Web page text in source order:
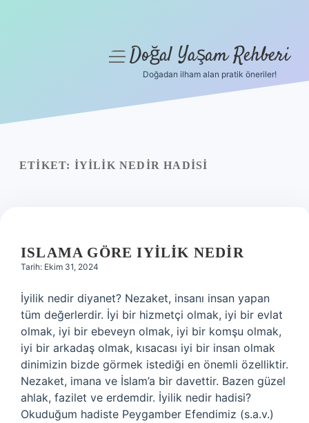
Yasal Uyarı
menüyüDoğal Yaşam Rehberi
Doğadan ilham alan pratik öneriler!
ETIKET: İYILIK NEDIR HADISI
ISLAMA GÖRE IYILIK NEDIR
Tarih: Ekim 31, 2024
İyilik nedir diyanet? Nezaket, insanı insan yapan
tüm değerlerdir. İyi bir hizmetçi olmak, iyi bir evlat
olmak, iyi bir ebeveyn olmak, iyi bir komşu olmak,
iyi bir arkadaş olmak, kısacası iyi bir insan olmak
dinimizin bizde görmek istediği en önemli özelliktir.
Nezaket, imana ve İslam’a bir davettir. Bazen güzel
ahlak, fazilet ve erdemdir. İyilik nedir hadisi?
Okuduğum hadiste Peygamber Efendimiz (s.a.v.)